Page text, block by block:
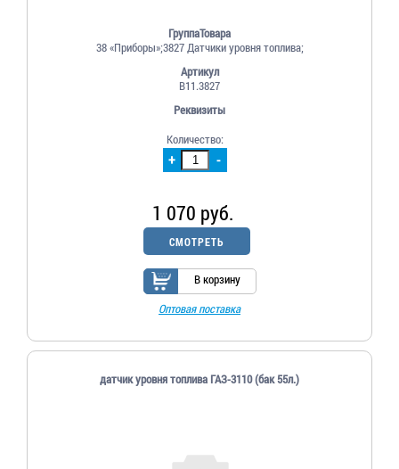
ГруппаТовара
38 «Приборы»;3827 Датчики уровня топлива;
Артикул
В11.3827
Реквизиты
+ -
Количество:
1 070 руб.
СМОТРЕТЬ
В корзину
Оптовая поставка
датчик уровня топлива ГАЗ-3110 (бак 55л.)